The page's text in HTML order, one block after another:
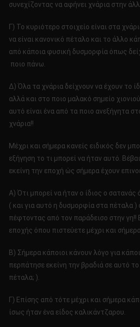
συνεχίζοντας να αφήνει χνάρια στην
Γ) Το κυριότερο στοιχείο είναι στα
να είναι κανονικό πέταλο και το άλλο
από κάποια φυσική δυσμορφία όπως
ποιο πάνω.
Δ) Όλα τα χνάρια δείχνουν να έχουν το
αλλά και στο ποιο μαλακό σημείο
αυτό είναι ένα από τα ποιο ανεξήγητα
χνάρια!!
Μέχρι και σήμερα κανείς ειδικός δεν
εξήγηση το τι μπορεί να ήταν αυτό.
εκείνη την εποχή ώς σήμερα έχουν
Α) Ότι μπορεί να ήταν ο ίδιος ο σατανάς
( και για αυτό η δυσμορφία στα πέταλα
πέφτοντας από τον παράδεισο στην γη!!
εποχής όπου πιστεύετε μέχρι και σήμερα.
Β) Σήμερα κάποιοι κάνουν λόγο για
περπάτησε εκείνη την βραδιά σε αυτό
πέταλα; ).
Γ) Επίσης από τότε μέχρι και σήμερα
ίσως ήταν ένα είδος καλικάντζαρου.